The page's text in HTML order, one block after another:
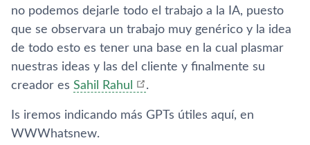
no podemos dejarle todo el trabajo a la IA, puesto
que se observara un trabajo muy genérico y la idea
de todo esto es tener una base en la cual plasmar
nuestras ideas y las del cliente y finalmente su
creador es Sahil Rahul .
Is iremos indicando más GPTs útiles aquí, en
WWWhatsnew.